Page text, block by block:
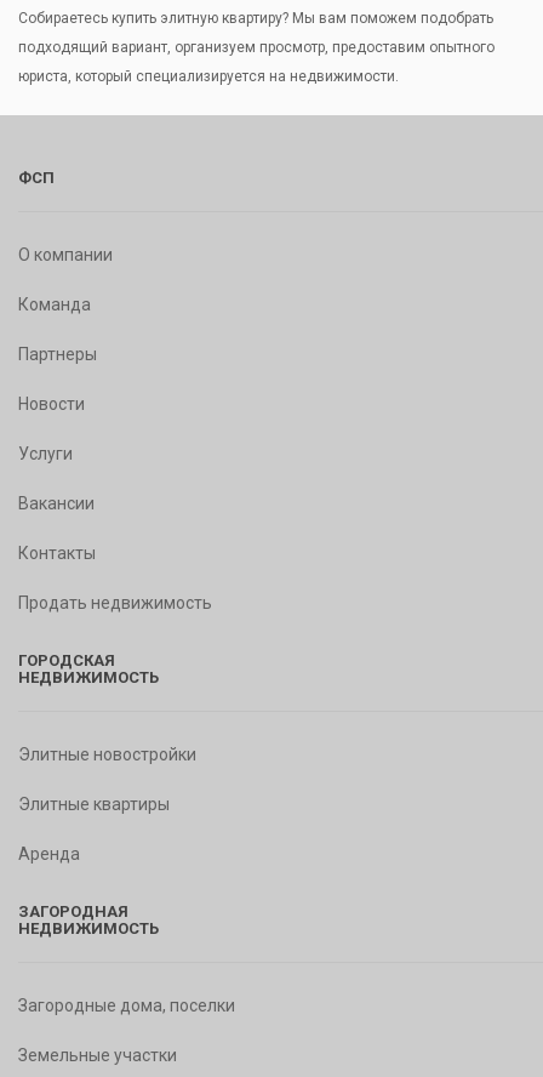
Собираетесь купить элитную квартиру? Мы вам поможем подобрать
подходящий вариант, организуем просмотр, предоставим опытного
юриста, который специализируется на недвижимости.
ФСП
О компании
Команда
Партнеры
Новости
Услуги
Вакансии
Контакты
Продать недвижимость
ГОРОДСКАЯ
НЕДВИЖИМОСТЬ
Элитные новостройки
Элитные квартиры
Аренда
ЗАГОРОДНАЯ
НЕДВИЖИМОСТЬ
Загородные дома, поселки
Земельные участки